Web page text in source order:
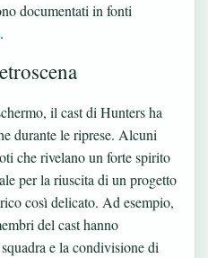
documentati in fonti
.
il cast di Hunters ha
durante le riprese. Alcuni
che rivelano un forte spirito
per la riuscita di un progetto
così delicato. Ad esempio,
del cast hanno
e la condivisione di